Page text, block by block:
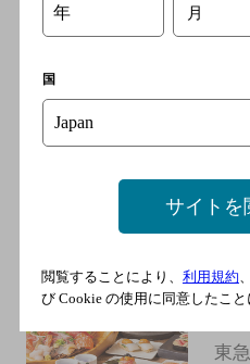
口
ン
吉
鮨
東
年 月
国
サイトを
閲覧することにより、 利用規約
び Cookie の使用に同意したこと